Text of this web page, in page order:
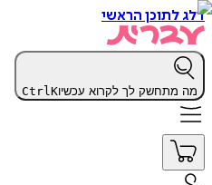
דלג לתוכן הראשי
מה מתחשק לך לקרוא עכשיו CtrlK